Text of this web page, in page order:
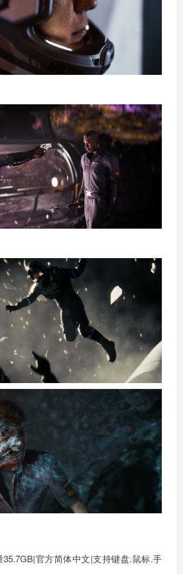
35.7GB|官方简体中文|支持键盘.鼠标.手